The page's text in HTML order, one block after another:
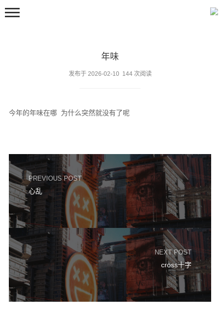
年味
发布于 2026-02-10 144 次阅读
今年的年味在哪 为什么突然就没有了呢
PREVIOUS POST
心乱
NEXT POST
cross十字
首页
邻居们
关于
豆包